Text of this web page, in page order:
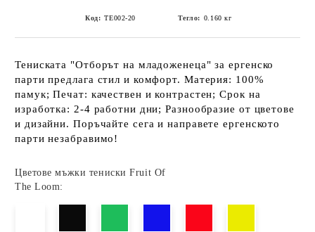
Код: ТЕ002-20 Тегло: 0.160 кг
Тениската "Отборът на младоженеца" за ергенско
парти предлага стил и комфорт. Материя: 100%
памук; Печат: качествен и контрастен; Срок на
изработка: 2-4 работни дни; Разнообразие от цветове
и дизайни. Поръчайте сега и направете ергенското
парти незабравимо!
Цветове мъжки тениски Fruit Of
The Loom: